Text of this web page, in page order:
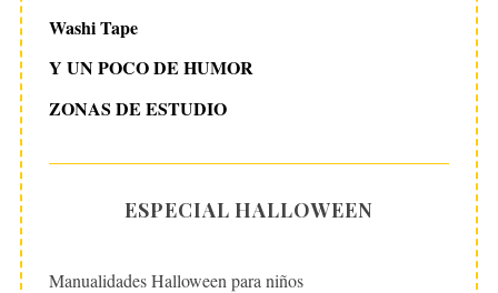
Washi Tape
Y UN POCO DE HUMOR
ZONAS DE ESTUDIO
ESPECIAL HALLOWEEN
Manualidades Halloween para niños